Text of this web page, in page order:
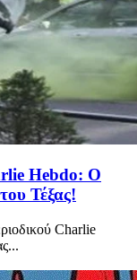
Hebdo: Ο
Τέξας!
Charlie